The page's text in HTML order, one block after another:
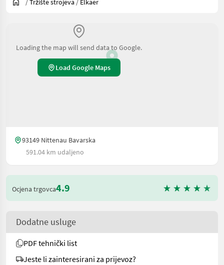
/Tržište strojeva / Elkaer
Loading the map will send data to Google.
Load Google Maps
93149 Nittenau Bavarska
591.04 km udaljeno
Ocjena trgovca4.9
Dodatne usluge
PDF tehnički list
Jeste li zainteresirani za prijevoz?